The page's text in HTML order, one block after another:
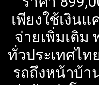
เพียงใช้เงิน
จ่ายเพิ่มเติม
ทั่วประเทศไท
รถถึงหน้าบ้